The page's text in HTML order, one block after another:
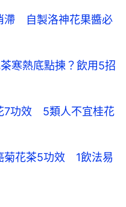
滯 自製洛神花果醬必
寒熱底點揀？飲用5招
7功效 5類人不宜桂花
菊花茶5功效 1飲法易